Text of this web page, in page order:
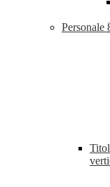
Personale